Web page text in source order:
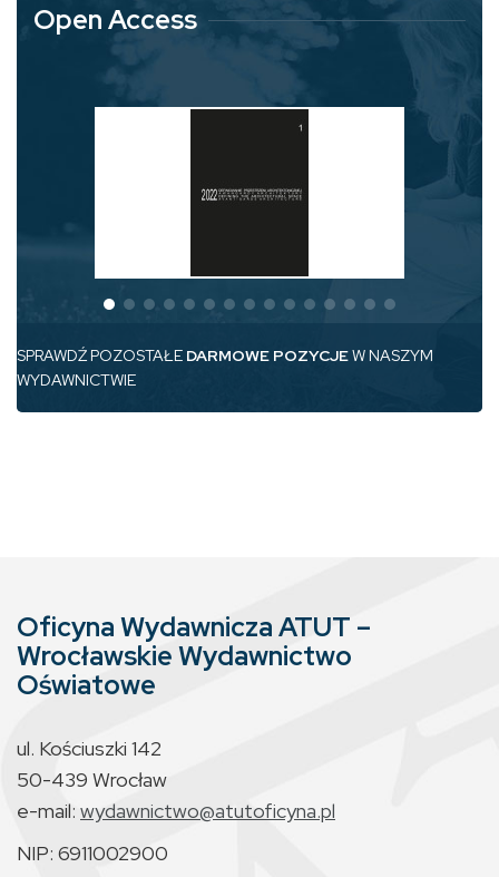
Open Access
SPRAWDŹ POZOSTAŁE DARMOWE POZYCJEW NASZYM
WYDAWNICTWIE
Oficyna Wydawnicza ATUT –
Wrocławskie Wydawnictwo
Oświatowe
ul. Kościuszki 142
50-439 Wrocław
e-mail: wydawnictwo@atutoficyna.pl
NIP: 6911002900